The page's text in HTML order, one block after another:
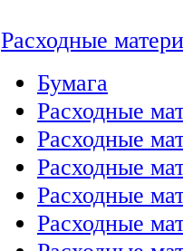
Расходные
Бумага
Расходные
Расходные
Расходные
Расходные
Расходные